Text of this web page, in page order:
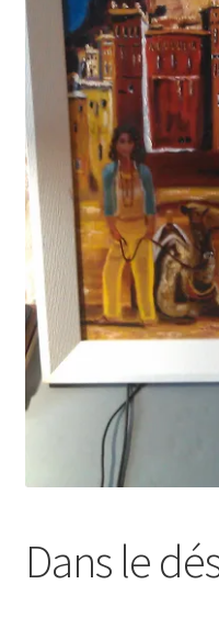
Tarifs
WPMS HTML Sitemap
Dans le